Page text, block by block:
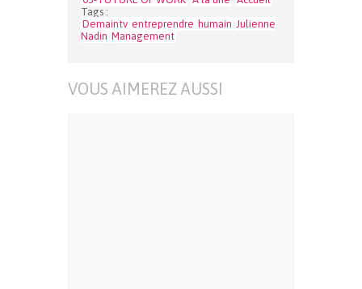
Tags :
Demaintv entreprendre humain Julienne
Nadin Management
VOUS AIMEREZ AUSSI